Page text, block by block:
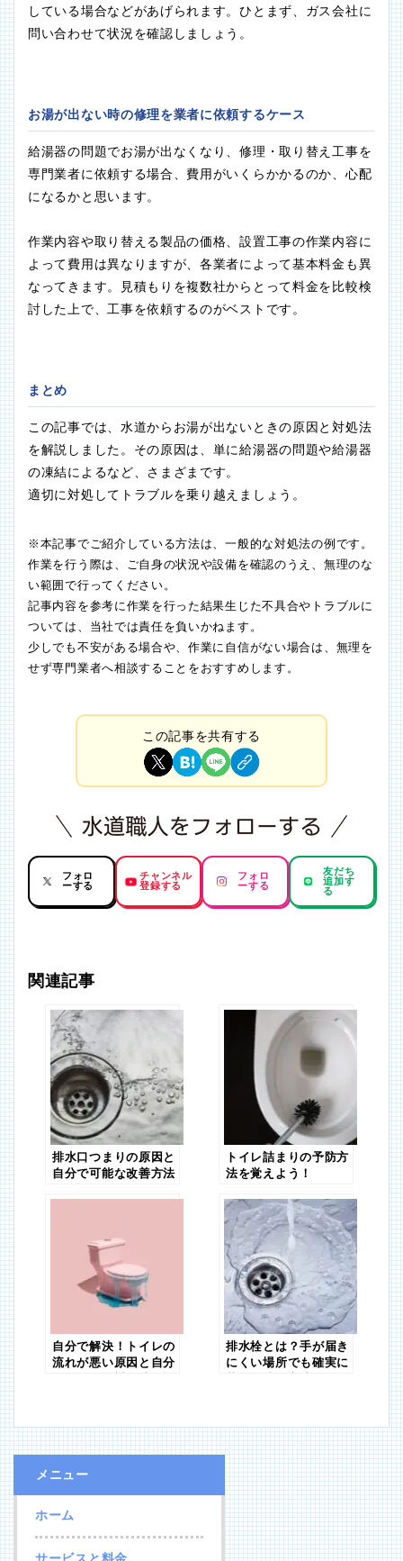
している場合などがあげられます。ひとまず、ガス会社に
問い合わせて状況を確認しましょう。
お湯が出ない時の修理を業者に依頼するケース
給湯器の問題でお湯が出なくなり、修理・取り替え工事を
専門業者に依頼する場合、費用がいくらかかるのか、心配
になるかと思います。
作業内容や取り替える製品の価格、設置工事の作業内容に
よって費用は異なりますが、各業者によって基本料金も異
なってきます。見積もりを複数社からとって料金を比較検
討した上で、工事を依頼するのがベストです。
まとめ
この記事では、水道からお湯が出ないときの原因と対処法
を解説しました。その原因は、単に給湯器の問題や給湯器
の凍結によるなど、さまざまです。
適切に対処してトラブルを乗り越えましょう。
※本記事でご紹介している方法は、一般的な対処法の例です。
作業を行う際は、ご自身の状況や設備を確認のうえ、無理のな
い範囲で行ってください。
記事内容を参考に作業を行った結果生じた不具合やトラブルに
ついては、当社では責任を負いかねます。
少しでも不安がある場合や、作業に自信がない場合は、無理を
せず専門業者へ相談することをおすすめします。
この記事を共有する
フォロ
ーする
チャンネル
登録する
フォロ
ーする
友だち
追加す
る
関連記事
排水口つまりの原因と
自分で可能な改善方法
トイレ詰まりの予防方
法を覚えよう！
自分で解決！トイレの
流れが悪い原因と自分
排水栓とは？手が届き
にくい場所でも確実に
メニュー
ホーム